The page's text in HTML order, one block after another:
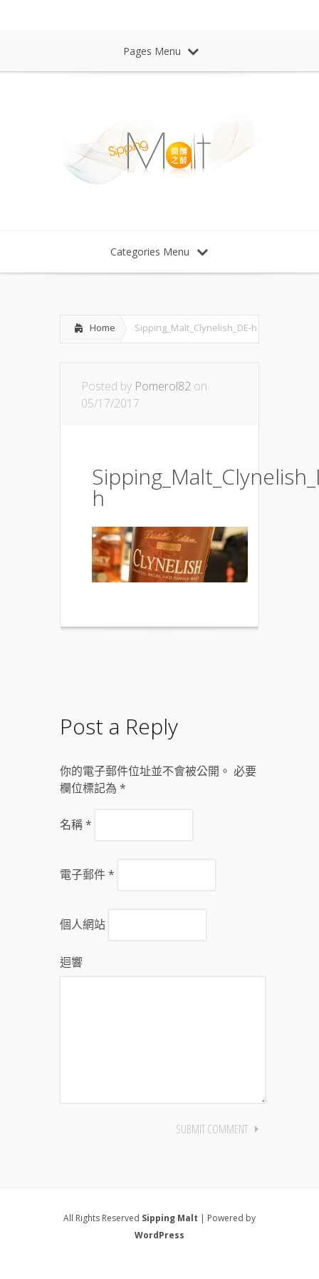
Pages Menu
Categories Menu
Home Sipping_Malt_Clynelish_DE-h
Posted by Pomerol82 on
05/17/2017
h
Post a Reply
你的電子郵件位址並不會被公開。 必要
欄位標記為 *
名稱*
電子郵件*
個人網站
迴響
All Rights Reserved Sipping Malt | Powered by
WordPress